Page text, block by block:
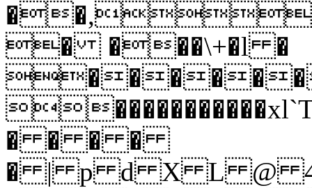
� ���\+�l �
� � � �
� | p d X L